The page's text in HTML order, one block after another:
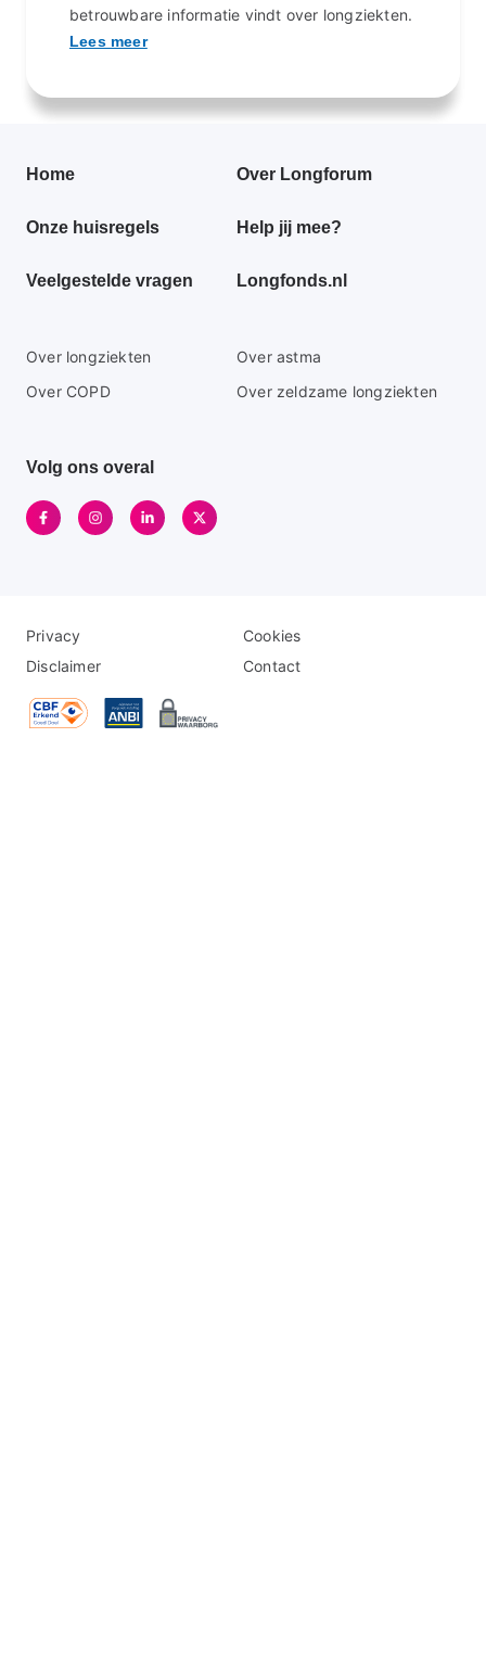
betrouwbare informatie vindt over longziekten.
Lees meer
Primair
menu
Home Over Longforum
Onze huisregels Help jij mee?
Veelgestelde vragen Longfonds.nl
Secundaire
footer
Over longziekten
Over astma
Over COPD
Over zeldzame longziekten
Volg ons overal
Disclaimer
menu
Privacy
Cookies
Disclaimer
Contact
Logo
menu